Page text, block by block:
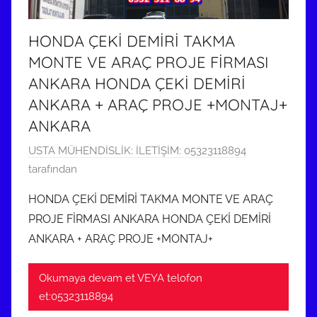
r
i
l
i
ş
HONDA ÇEKİ DEMİRİ TAKMA
MONTE VE ARAÇ PROJE FİRMASI
ANKARA HONDA ÇEKİ DEMİRİ
ANKARA + ARAÇ PROJE +MONTAJ+
ANKARA
1
3
a
z
i
r
USTA MÜHENDİSLİK: İLETİŞİM: 05323118894
tarafından
HONDA ÇEKİ DEMİRİ TAKMA MONTE VE ARAÇ
PROJE FİRMASI ANKARA HONDA ÇEKİ DEMİRİ
ANKARA + ARAÇ PROJE +MONTAJ+
Okumaya devam et VEYA telofon
et:05323118894